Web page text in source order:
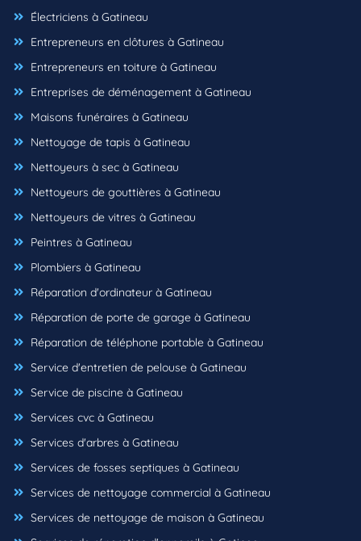
Électriciens à Gatineau
Entrepreneurs en clôtures à Gatineau
Entrepreneurs en toiture à Gatineau
Entreprises de déménagement à Gatineau
Maisons funéraires à Gatineau
Nettoyage de tapis à Gatineau
Nettoyeurs à sec à Gatineau
Nettoyeurs de gouttières à Gatineau
Nettoyeurs de vitres à Gatineau
Peintres à Gatineau
Plombiers à Gatineau
Réparation d'ordinateur à Gatineau
Réparation de porte de garage à Gatineau
Réparation de téléphone portable à Gatineau
Service d'entretien de pelouse à Gatineau
Service de piscine à Gatineau
Services cvc à Gatineau
Services d'arbres à Gatineau
Services de fosses septiques à Gatineau
Services de nettoyage commercial à Gatineau
Services de nettoyage de maison à Gatineau